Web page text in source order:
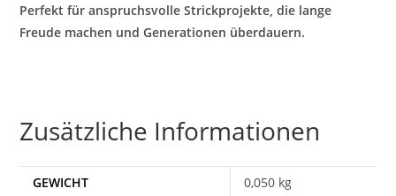
Perfekt für anspruchsvolle Strickprojekte, die lange
Freude machen und Generationen überdauern.
Zusätzliche Informationen
GEWICHT 0,050 kg